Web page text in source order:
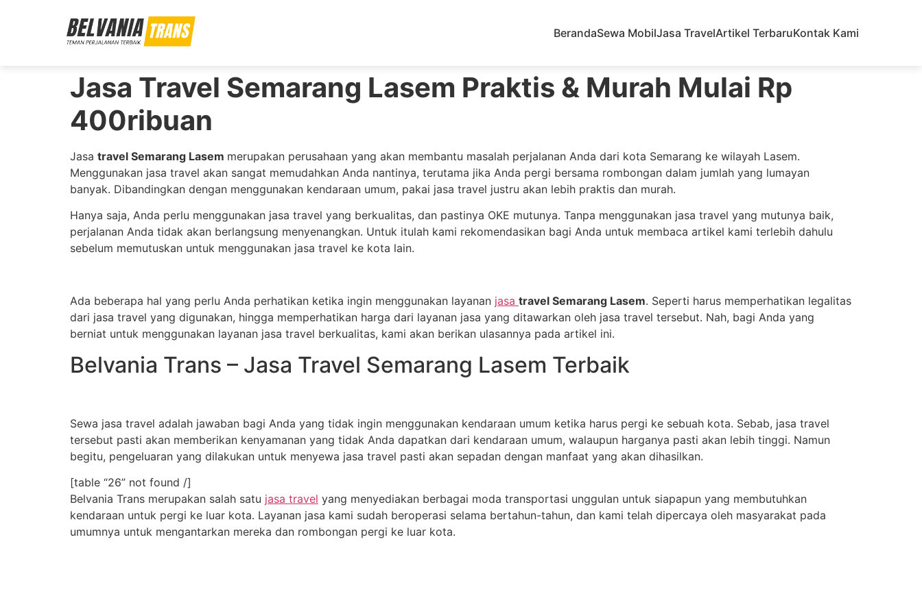
BerandaSewa MobilJasa TravelArtikel TerbaruKontak Kami
Jasa Travel Semarang Lasem Praktis & Murah Mulai Rp
400ribuan
Jasa travel Semarang Lasem merupakan perusahaan yang akan membantu masalah perjalanan Anda dari kota Semarang ke wilayah Lasem.
Menggunakan jasa travel akan sangat memudahkan Anda nantinya, terutama jika Anda pergi bersama rombongan dalam jumlah yang lumayan
banyak. Dibandingkan dengan menggunakan kendaraan umum, pakai jasa travel justru akan lebih praktis dan murah.
Hanya saja, Anda perlu menggunakan jasa travel yang berkualitas, dan pastinya OKE mutunya. Tanpa menggunakan jasa travel yang mutunya baik,
perjalanan Anda tidak akan berlangsung menyenangkan. Untuk itulah kami rekomendasikan bagi Anda untuk membaca artikel kami terlebih dahulu
sebelum memutuskan untuk menggunakan jasa travel ke kota lain.
Ada beberapa hal yang perlu Anda perhatikan ketika ingin menggunakan layanan jasa travel Semarang Lasem. Seperti harus memperhatikan legalitas
dari jasa travel yang digunakan, hingga memperhatikan harga dari layanan jasa yang ditawarkan oleh jasa travel tersebut. Nah, bagi Anda yang
berniat untuk menggunakan layanan jasa travel berkualitas, kami akan berikan ulasannya pada artikel ini.
Belvania Trans – Jasa Travel Semarang Lasem Terbaik
Sewa jasa travel adalah jawaban bagi Anda yang tidak ingin menggunakan kendaraan umum ketika harus pergi ke sebuah kota. Sebab, jasa travel
tersebut pasti akan memberikan kenyamanan yang tidak Anda dapatkan dari kendaraan umum, walaupun harganya pasti akan lebih tinggi. Namun
begitu, pengeluaran yang dilakukan untuk menyewa jasa travel pasti akan sepadan dengan manfaat yang akan dihasilkan.
[table “26” not found /]
Belvania Trans merupakan salah satu jasa travel yang menyediakan berbagai moda transportasi unggulan untuk siapapun yang membutuhkan
kendaraan untuk pergi ke luar kota. Layanan jasa kami sudah beroperasi selama bertahun-tahun, dan kami telah dipercaya oleh masyarakat pada
umumnya untuk mengantarkan mereka dan rombongan pergi ke luar kota.